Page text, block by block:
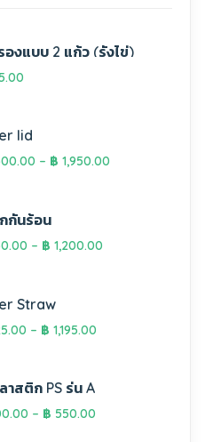
องแบบ 2 แก้ว (รังไข่)
lid
– ฿ 1,950.00
กันร้อน
– ฿ 1,200.00
Straw
– ฿ 1,195.00
าสติก PS รุ่น A
– ฿ 550.00